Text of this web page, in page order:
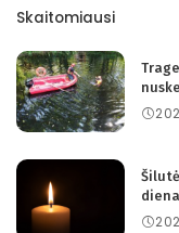
Skaitomiausi